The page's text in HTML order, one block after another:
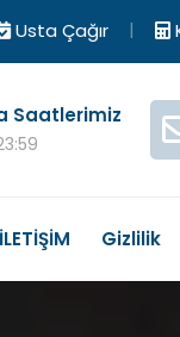
Usta Çağır |
Saatlerimiz
İLETİŞİM Gizlilik